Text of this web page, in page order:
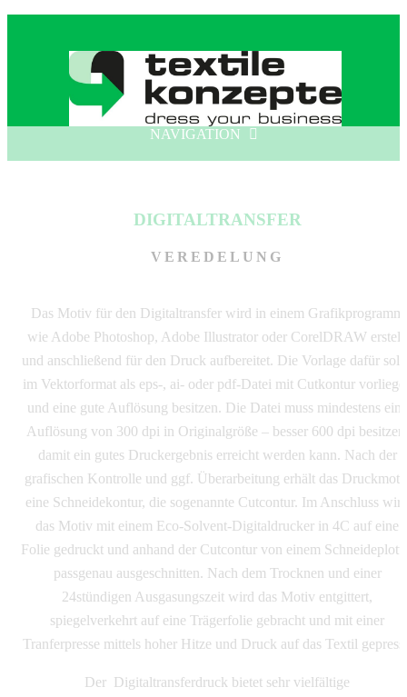
NAVIGATION
DIGITALTRANSFER
VEREDELUNG
Das Motiv für den Digitaltransfer wird in einem Grafikprogramm
wie Adobe Photoshop, Adobe Illustrator oder CorelDRAW erstellt
und anschließend für den Druck aufbereitet. Die Vorlage dafür
im Vektorformat als eps-, ai- oder pdf-Datei mit Cutkontur
und eine gute Auflösung besitzen. Die Datei muss mindestens eine
Auflösung von 300 dpi in Originalgröße – besser 600 dpi
damit ein gutes Druckergebnis erreicht werden kann. Nach der
grafischen Kontrolle und ggf. Überarbeitung erhält das
eine Schneidekontur, die sogenannte Cutcontur. Im Anschluss
das Motiv mit einem Eco-Solvent-Digitaldrucker in 4C auf eine
Folie gedruckt und anhand der Cutcontur von einem
passgenau ausgeschnitten. Nach dem Trocknen und einer
24stündigen Ausgasungszeit wird das Motiv entgittert,
spiegelverkehrt auf eine Trägerfolie gebracht und mit einer
Tranferpresse mittels hoher Hitze und Druck auf das Textil
Der Digitaltransferdruck bietet sehr vielfältige